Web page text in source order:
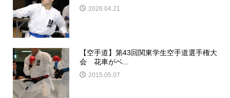
2026.04.21
【空手道】第43回関東学生空手道選手権大
会 花車がベ...
2015.05.07